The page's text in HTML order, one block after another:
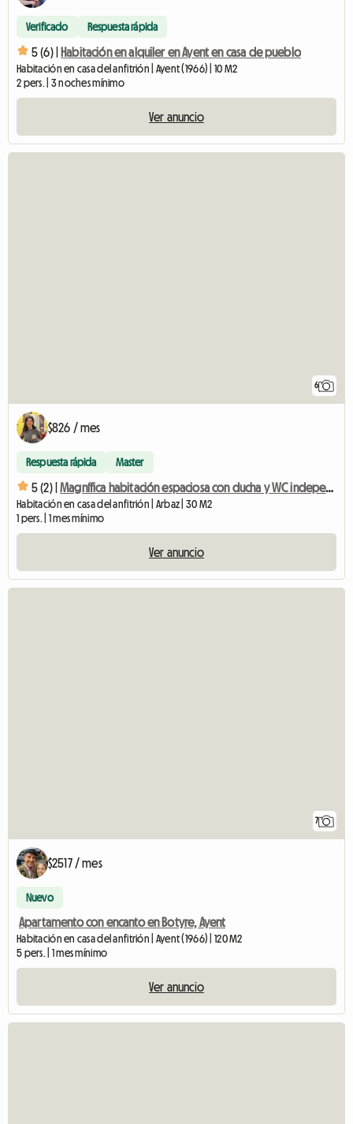
Verificado Respuesta rápida
5 (6) | Habitación en alquiler en Ayent en casa de pueblo
Habitación en casa del anfitrión | Ayent (1966) | 10 M2
2 pers. | 3 noches mínimo
Ver anuncio
6
$826 / mes
Respuesta rápida Master
5 (2) | Magnífica habitación espaciosa con ducha y WC independiente
Habitación en casa del anfitrión | Arbaz | 30 M2
1 pers. | 1 mes mínimo
Ver anuncio
7
$2517 / mes
Nuevo
Apartamento con encanto en Botyre, Ayent
Habitación en casa del anfitrión | Ayent (1966) | 120 M2
5 pers. | 1 mes mínimo
Ver anuncio